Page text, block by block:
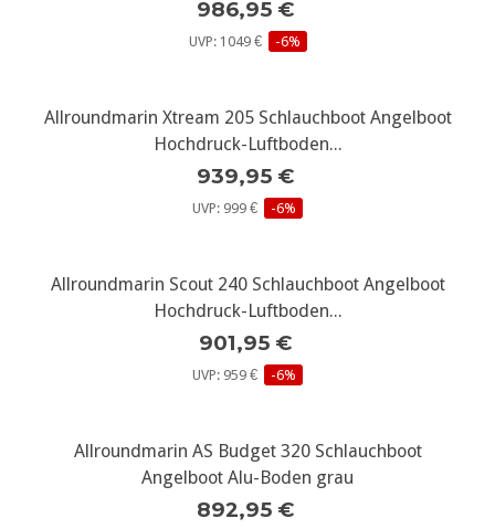
986,95 €
UVP: 1049 € -6%
Allroundmarin Xtream 205 Schlauchboot Angelboot
Hochdruck-Luftboden...
939,95 €
UVP: 999 € -6%
Allroundmarin Scout 240 Schlauchboot Angelboot
Hochdruck-Luftboden...
901,95 €
UVP: 959 € -6%
Allroundmarin AS Budget 320 Schlauchboot
Angelboot Alu-Boden grau
892,95 €